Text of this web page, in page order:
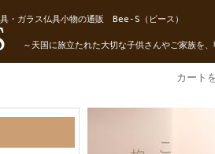
・ガラス仏具小物の通販 Bee-S（ビース）
～天国に旅立たれた大切な子供さんやご家族を
カート